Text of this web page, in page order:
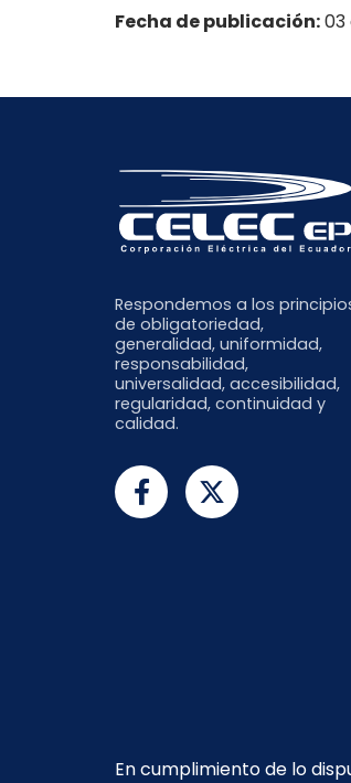
Fecha de publicación:03
Respondemos a los
de obligatoriedad,
generalidad, uniformidad,
responsabilidad,
universalidad, accesibilidad,
regularidad, continuidad y
calidad.
En cumplimiento de lo